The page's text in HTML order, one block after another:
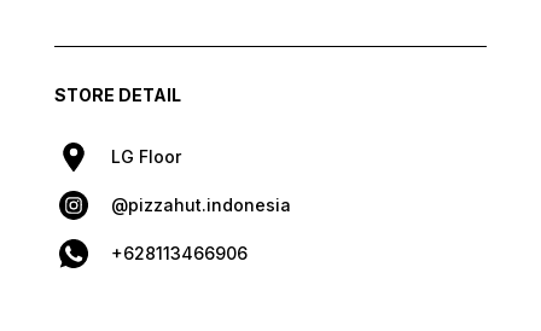
STORE DETAIL
LG Floor
@pizzahut.indonesia
+628113466906